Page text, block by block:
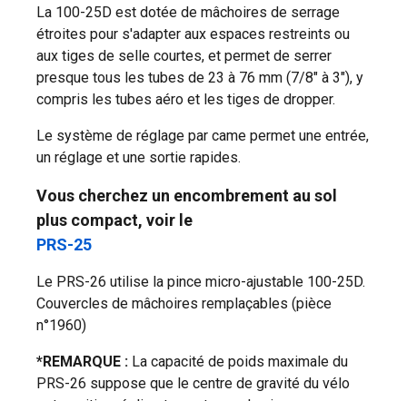
La 100-25D est dotée de mâchoires de serrage
étroites pour s'adapter aux espaces restreints ou
aux tiges de selle courtes, et permet de serrer
presque tous les tubes de 23 à 76 mm (7/8" à 3"), y
compris les tubes aéro et les tiges de dropper.
Le système de réglage par came permet une entrée,
un réglage et une sortie rapides.
Vous cherchez un encombrement au sol
plus compact, voir le
PRS-25
Le PRS-26 utilise la pince micro-ajustable 100-25D.
Couvercles de mâchoires remplaçables (pièce
n°1960)
*REMARQUE : La capacité de poids maximale du
PRS-26 suppose que le centre de gravité du vélo